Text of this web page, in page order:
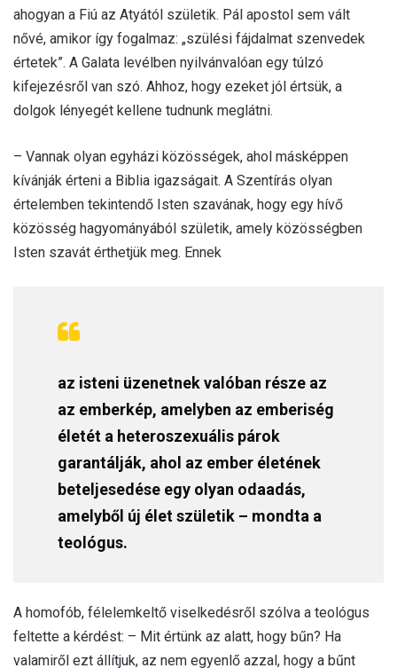
ahogyan a Fiú az Atyától születik. Pál apostol sem vált
nővé, amikor így fogalmaz: „szülési fájdalmat szenvedek
értetek”. A Galata levélben nyilvánvalóan egy túlzó
kifejezésről van szó. Ahhoz, hogy ezeket jól értsük, a
dolgok lényegét kellene tudnunk meglátni.
– Vannak olyan egyházi közösségek, ahol másképpen
kívánják érteni a Biblia igazságait. A Szentírás olyan
értelemben tekintendő Isten szavának, hogy egy hívő
közösség hagyományából születik, amely közösségben
Isten szavát érthetjük meg. Ennek
az isteni üzenetnek valóban része az
az emberkép, amelyben az emberiség
életét a heteroszexuális párok
garantálják, ahol az ember életének
beteljesedése egy olyan odaadás,
amelyből új élet születik – mondta a
teológus.
A homofób, félelemkeltő viselkedésről szólva a teológus
feltette a kérdést: – Mit értünk az alatt, hogy bűn? Ha
valamiről ezt állítjuk, az nem egyenlő azzal, hogy a bűnt